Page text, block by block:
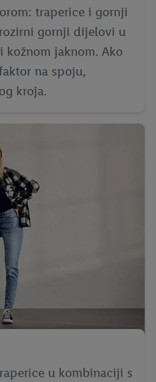
traperice i gornji
gornji dijelovi u
jaknom. Ako
na spoju,
kroja.
u kombinaciji s